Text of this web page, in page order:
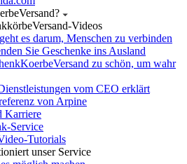
Videos
es darum, Menschen zu verbinden
Sie Geschenke ins Ausland
zu schön, um wahr
vom CEO erklärt
von Arpine
Karriere
Service
Tutorials
unser Service